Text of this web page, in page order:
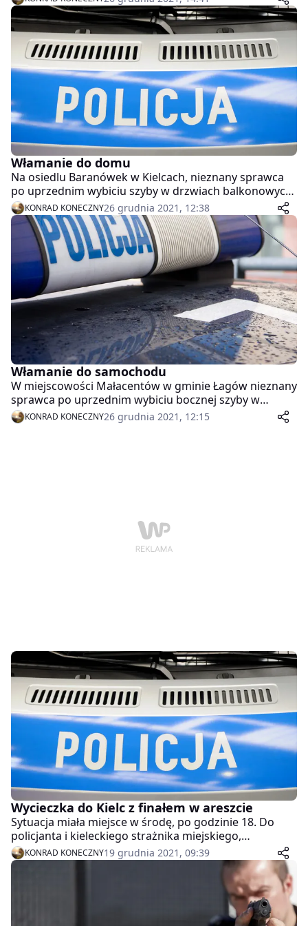
oszacował łączną sumę strat na kwotę 3000 złotych.
Zdarzenie miało miejsce 24 grudnia 2021 r.
Włamanie do domu
Na osiedlu Baranówek w Kielcach, nieznany sprawca
po uprzednim wybiciu szyby w drzwiach balkonowych,
dostał się do obiektu w budowie, a następnie dokonał
kradzieży urządzenia do osuszania pomieszczeń.
Właściciel oszacował wartość strat na kwotę 8000
złotych.
KONRAD KONECZNY26 grudnia 2021, 12:38
Włamanie do samochodu
W miejscowości Małacentów w gminie Łagów nieznany
sprawca po uprzednim wybiciu bocznej szyby w
drzwiach pojazdu marki BMW, dostał się do jego
wnętrza, skąd dokonał kradzieży radia
KONRAD KONECZNY26 grudnia 2021, 12:15
Wycieczka do Kielc z finałem w areszcie
Sytuacja miała miejsce w środę, po godzinie 18. Do
policjanta i kieleckiego strażnika miejskiego,
pełniących służbę na terenie jednej z kieleckich galerii
dotarła informacja o rabusiu, grasującym w sklepach
odzieżowych. Pracownicy jednej z placówek wskazali
stróżom prawa mężczyznę, który próbował ukraść
obuwie. Mundurowi ujawnili też przy 22- latku
ometkowane ubranie, które najprawdopodobniej
KONRAD KONECZNY19 grudnia 2021, 09:39